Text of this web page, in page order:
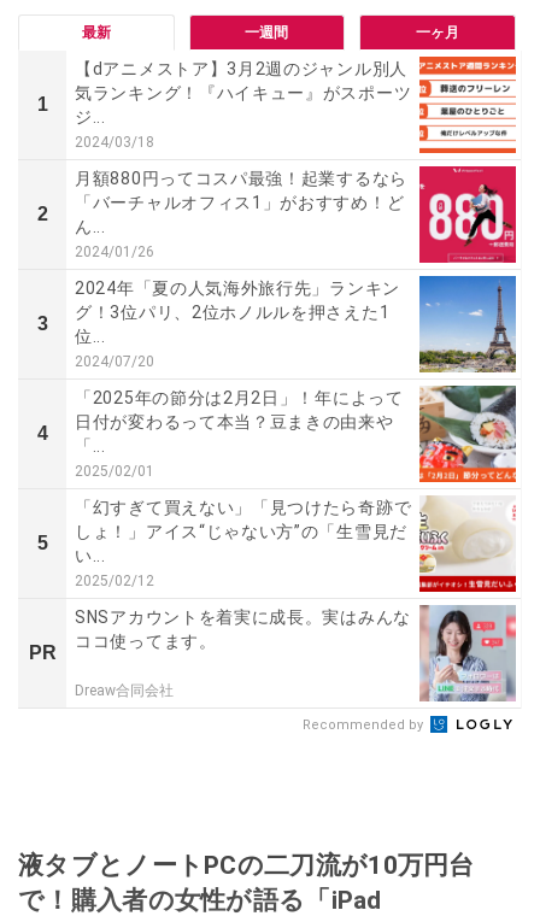
最新 一週間 一ヶ月
1
【dアニメストア】3月2週のジャンル別人
気ランキング！『ハイキュー』がスポーツ
ジ...
2024/03/18
2
月額880円ってコスパ最強！起業するなら
「バーチャルオフィス1」がおすすめ！ど
ん...
2024/01/26
3
2024年「夏の人気海外旅行先」ランキン
グ！3位パリ、2位ホノルルを押さえた1
位...
2024/07/20
4
「2025年の節分は2月2日」！年によって
日付が変わるって本当？豆まきの由来や
「...
2025/02/01
5
「幻すぎて買えない」「見つけたら奇跡で
しょ！」アイス“じゃない方”の「生雪見だ
い...
2025/02/12
PR
SNSアカウントを着実に成長。実はみんな
ココ使ってます。
Dreaw合同会社
Recommended by
液タブとノートPCの二刀流が10万円台
で！購入者の女性が語る「iPad